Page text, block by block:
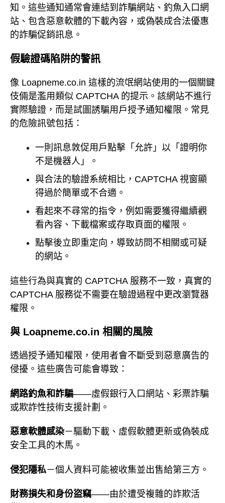
知。這些通知通常會連結到詐騙網站、釣魚入口網
站、包含惡意軟體的下載內容，或偽裝成合法優惠
的詐騙促銷訊息。
假驗證碼陷阱的警訊
像 Loapneme.co.in 這樣的流氓網站使用的一個關鍵
伎倆是濫用類似 CAPTCHA 的提示。該網站不進行
實際驗證，而是試圖誘騙用戶授予通知權限。常見
的危險訊號包括：
一則訊息敦促用戶點擊「允許」以「證明你
不是機器人」。
與合法的驗證系統相比，CAPTCHA 視窗顯
得過於簡單或不合適。
看起來不尋常的指令，例如需要獲得繼續觀
看內容、下載檔案或存取頁面的權限。
點擊後立即重定向，導致訪問不相關或可疑
的網站。
這些行為與真實的 CAPTCHA 服務不一致，真實的
CAPTCHA 服務從不需要在驗證過程中更改瀏覽器
權限。
與 Loapneme.co.in 相關的風險
透過授予通知權限，使用者會不斷受到惡意廣告的
侵擾。這些廣告可能會導致：
網路釣魚和詐騙——虛假銀行入口網站、彩票詐騙
或欺詐性技術支援計劃。
惡意軟體感染－驅動下載、虛假軟體更新或偽裝成
安全工具的木馬。
侵犯隱私－個人資料可能被收集並出售給第三方。
財務損失和身份盜竊——由於遭受複雜的詐欺活